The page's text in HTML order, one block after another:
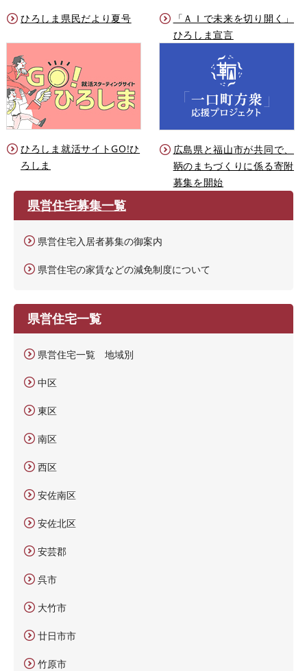
ひろしま県民だより夏号
「ＡＩで未来を切り開く」
ひろしま宣言
ひろしま就活サイトGO!ひ
ろしま
広島県と福山市が共同で、
鞆のまちづくりに係る寄附
募集を開始
県営住宅募集一覧
県営住宅入居者募集の御案内
県営住宅の家賃などの減免制度について
県営住宅一覧
県営住宅一覧 地域別
中区
東区
南区
西区
安佐南区
安佐北区
安芸郡
呉市
大竹市
廿日市市
竹原市